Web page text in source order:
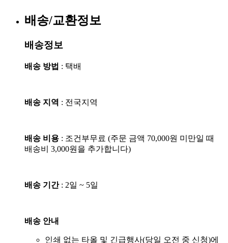
배송/교환정보
배송정보
배송 방법 : 택배
배송 지역 : 전국지역
배송 비용 : 조건부무료 (주문 금액 70,000원 미만일 때
배송비 3,000원을 추가합니다)
배송 기간: 2일 ~ 5일
배송 안내
인쇄 없는 타올 및 긴급행사(당일 오전 중 신청)에